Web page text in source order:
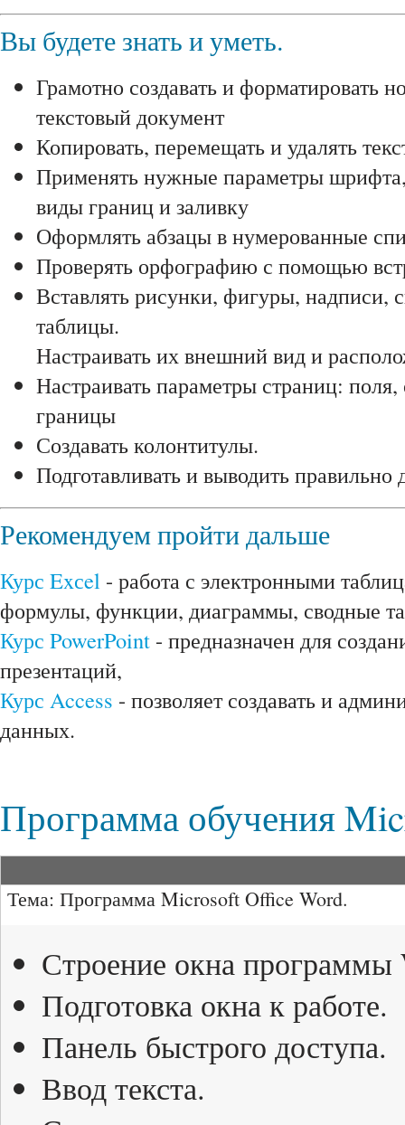
Вы будете знать и уметь.
Грамотно создавать и форматировать
текстовый документ
Копировать, перемещать и удалять
Применять нужные параметры
виды границ и заливку
Оформлять абзацы в нумерованные
Проверять орфографию с помощью
Вставлять рисунки, фигуры, надписи,
таблицы.
Настраивать их внешний вид и
Настраивать параметры страниц:
границы
Создавать колонтитулы.
Подготавливать и выводить правильно
Рекомендуем пройти дальше
Курс Exсel - работа с электронными
формулы, функции, диаграммы, сводные
Курс PowerPoint - предназначен для
презентаций,
Курс Access - позволяет создавать и
данных.
Программа обучения
Тема: Программа Microsoft Office Word.
Строение окна программы
Подготовка окна к работе.
Панель быстрого доступа.
Ввод текста.